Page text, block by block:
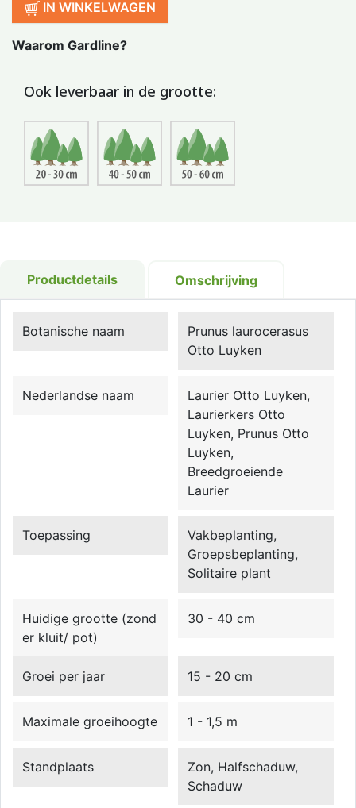
IN WINKELWAGEN
Waarom Gardline?
Ook leverbaar in de grootte:
Productdetails Omschrijving
Botanische naam
Prunus laurocerasus
Otto Luyken
Nederlandse naam
Laurier Otto Luyken,
Laurierkers Otto
Luyken, Prunus Otto
Luyken,
Breedgroeiende
Laurier
Toepassing
Vakbeplanting,
Groepsbeplanting,
Solitaire plant
Huidige grootte (zond
er kluit/ pot)
30 - 40 cm
Groei per jaar 15 - 20 cm
Maximale groeihoogte 1 - 1,5 m
Standplaats
Zon, Halfschaduw,
Schaduw